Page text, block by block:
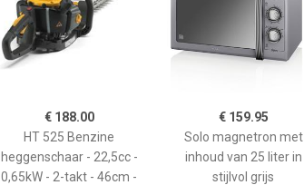
€ 188.00
HT 525 Benzine
heggenschaar - 22,5cc -
0,65kW - 2-takt - 46cm -
€ 159.95
Solo magnetron met
inhoud van 25 liter in
stijlvol grijs